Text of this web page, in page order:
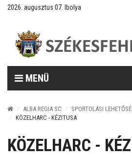
2026. augusztus 07. Ibolya
MENÜ
ALBA REGIA SC
SPORTOLÁSI
KÖZELHARC - KÉZITUSA
KÖZELHARC -